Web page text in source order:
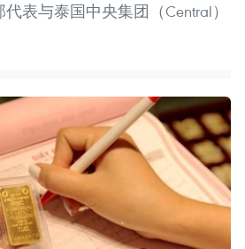
表与泰国中央集团（Central）